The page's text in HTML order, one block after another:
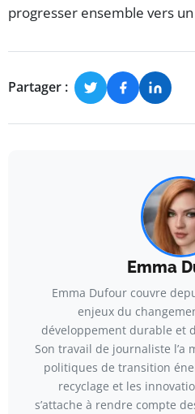
progresser ensemble vers
Partager :
Emma
Emma Dufour couvre
enjeux du
développement durable et
Son travail de journaliste l’a
politiques de transition
recyclage et les
s’attache à rendre compte